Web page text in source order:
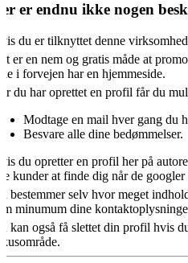
er endnu ikke nogen
du er tilknyttet denne
er en nem og gratis måde at
i forvejen har en hjemmeside.
du har oprettet en profil får du
Modtage en mail hver gang du
Besvare alle dine bedømmelser.
du opretter en profil her på
kunder at finde dig når de
bestemmer selv hvor meget
minumum dine
kan også få slettet din profil hvis